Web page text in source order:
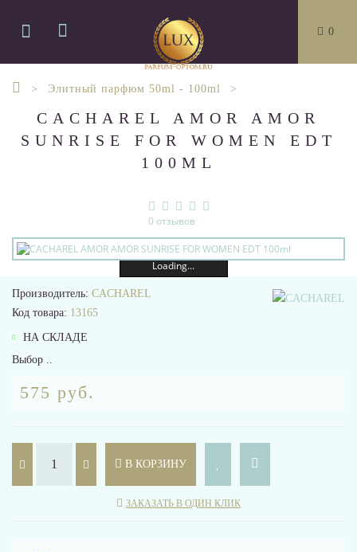
0
Элитный парфюм 50ml - 100ml
CACHAREL AMOR AMOR
SUNRISE FOR WOMEN EDT
100ML
0 отзывов
Loading...
Производитель: CACHAREL
Код товара: 13165
НА СКЛАДЕ
Выбор ..
575 руб.
В КОРЗИНУ
ЗАКАЗАТЬ В ОДИН КЛИК